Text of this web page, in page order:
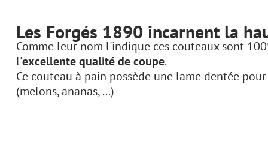
Les Forgés 1890 incarnent la
Comme leur nom l'indique ces couteaux sont
l'excellente qualité de coupe.
Ce couteau à pain possède une lame dentée
(melons, ananas, ...)